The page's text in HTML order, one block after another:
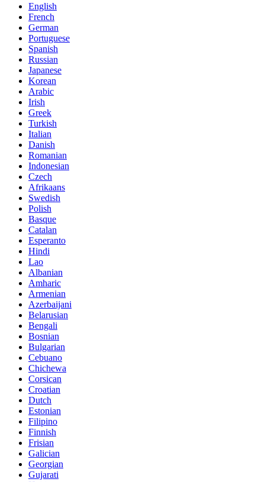
English
French
German
Portuguese
Spanish
Russian
Japanese
Korean
Arabic
Irish
Greek
Turkish
Italian
Danish
Romanian
Indonesian
Czech
Afrikaans
Swedish
Polish
Basque
Catalan
Esperanto
Hindi
Lao
Albanian
Amharic
Armenian
Azerbaijani
Belarusian
Bengali
Bosnian
Bulgarian
Cebuano
Chichewa
Corsican
Croatian
Dutch
Estonian
Filipino
Finnish
Frisian
Galician
Georgian
Gujarati